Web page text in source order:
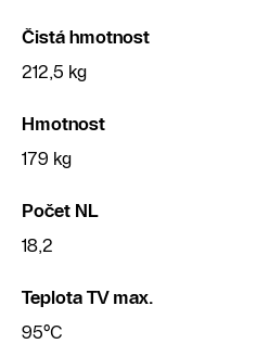
Čistá hmotnost
212,5 kg
Hmotnost
179 kg
Počet NL
18,2
Teplota TV max.
95°C